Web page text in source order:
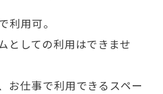
利用可。
としての利用はできませ
お仕事で利用できるスペー